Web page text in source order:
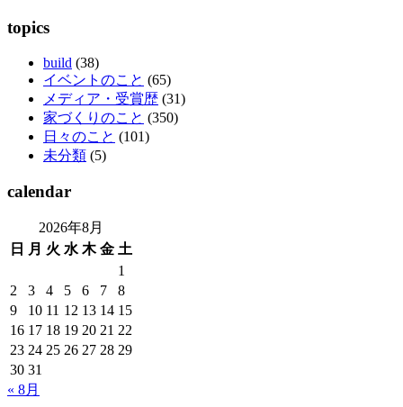
topics
build (38)
イベントのこと (65)
メディア・受賞歴 (31)
家づくりのこと (350)
日々のこと (101)
未分類 (5)
calendar
2026年8月
日
月 火 水 木 金 土
1
2
3 4 5 6 7
8
9
10 11 12 13 14 15
16 17 18 19 20 21 22
23 24 25 26 27 28 29
30 31
« 8月